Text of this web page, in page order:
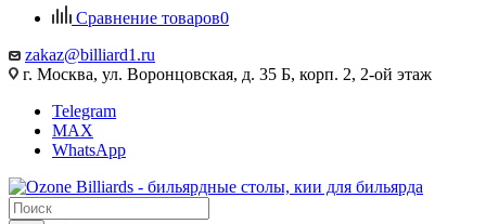
Сравнение товаров0
zakaz@billiard1.ru
г. Москва, ул. Воронцовская, д. 35 Б, корп. 2, 2-ой этаж
Telegram
MAX
WhatsApp